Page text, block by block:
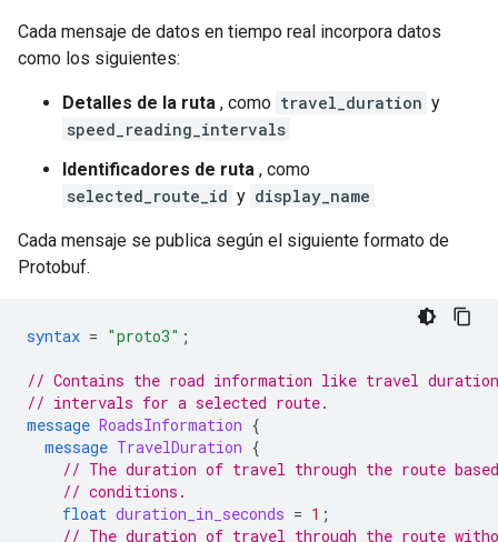
Cada mensaje de datos en tiempo real incorpora datos
como los siguientes:
Detalles de la ruta , como travel_duration y
speed_reading_intervals
Identificadores de ruta , como
selected_route_id y display_name
Cada mensaje se publica según el siguiente formato de
Protobuf.
syntax = "proto3" ;
// Contains the road information like travel duration
// intervals for a selected route.
message RoadsInformation {
message TravelDuration {
// The duration of travel through the route
// conditions.
float duration_in_seconds = 1 ;
// The duration of travel through the route